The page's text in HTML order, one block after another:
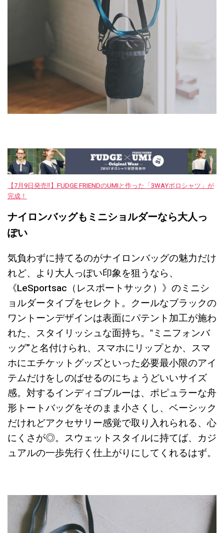
【7月9日発売‼︎】FUDGE FRIENDのUMIと作った「3WAYポロシャツ」が
完成！
ナイロンバッグもミニショルダーなら大人っ
ぽい
気負わずに持てるのがナイロンバッグの魅力だけ
れど、より大人っぽい印象を狙うなら、
《LeSportsac（レスポートサック）》のミニシ
ョルダータイプをセレクト。クールなブラックの
ワントーンデザインは表面にパテント加工が施わ
れた、スタイリッシュな面持ち。‟ミニフォンバ
ッグ”と名付けられ、スマホにリップとか、スマ
ホにエチケットグッズといった必要最小限のアイ
テムだけをしのばせるのにちょうどいいサイズ
感。対するインディゴブルーは、ポピュラーな舟
形トートバッグをそのまま小さくし、ベーシック
だけれどアクセサリー感覚で取り入れられる、心
にくさが◎。スウェットスタイルに持てば、カジ
ュアルの一歩先行く仕上がりにしてくれるはず。